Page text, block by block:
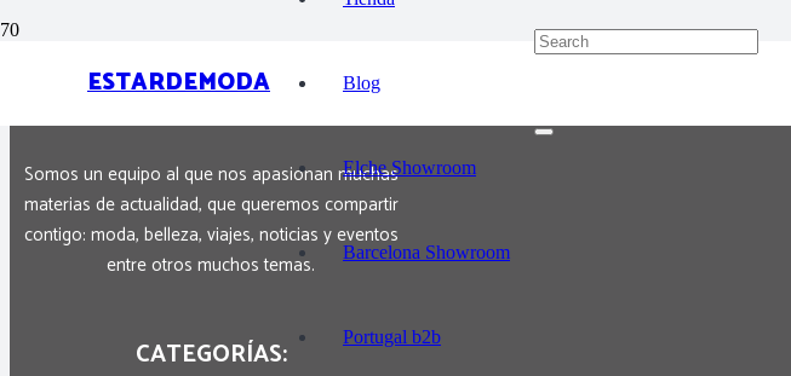
ESTARDEMODA Blog
Elche Showroom
Barcelona Showroom
Portugal b2b
SOBRE NOSOTROS:
Somos un equipo al que nos apasionan muchas
materias de actualidad, que queremos compartir
contigo: moda, belleza, viajes, noticias y eventos
entre otros muchos temas.
CATEGORÍAS: